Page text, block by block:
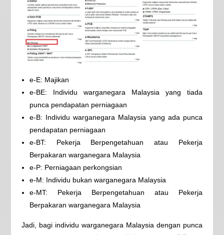
e-E: Majikan
e-BE: Individu warganegara Malaysia yang tiada
punca pendapatan perniagaan
e-B: Individu warganegara Malaysia yang ada punca
pendapatan perniagaan
e-BT: Pekerja Berpengetahuan atau Pekerja
Berpakaran warganegara Malaysia
e-P: Perniagaan perkongsian
e-M: Individu bukan warganegara Malaysia
e-MT: Pekerja Berpengetahuan atau Pekerja
Berpakaran warganegara Malaysia
Jadi, bagi individu warganegara Malaysia dengan punca